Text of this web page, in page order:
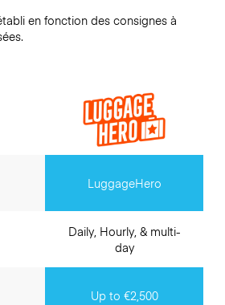
en fonction des consignes à
LuggageHero
Daily, Hourly, & multi-
day
Up to €2,500